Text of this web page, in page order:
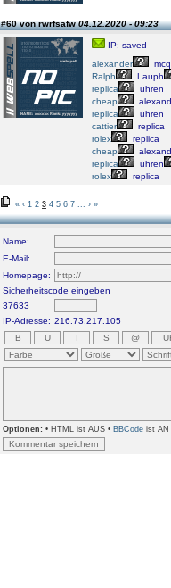
#60 von rwrfsafw04.12.2020 - 09:23
IP: saved
alexander
Ralph
Lauph
replica
uhren
cheap
replica
uhren
cattier
replica
rolex
replica
cheap
replica
uhren
rolex
replica
« ‹ 1 2 3 4 5 6 7 › »
Name:
E-Mail:
Homepage:
Sicherheitscode eingeben
37633
IP-Adresse: 216.73.217.105
Optionen: • HTML ist AUS • BBCode ist AN